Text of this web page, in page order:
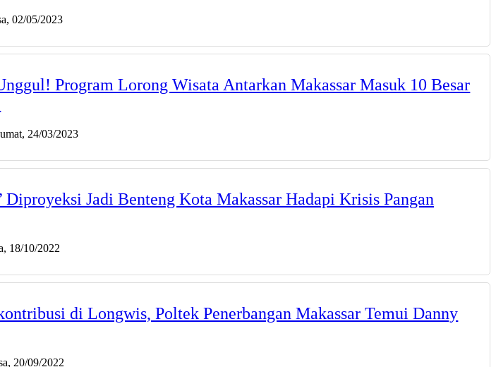
02/05/2023
Program Lorong Wisata Antarkan Makassar Masuk 10 Besar
24/03/2023
Diproyeksi Jadi Benteng Kota Makassar Hadapi Krisis Pangan
18/10/2022
di Longwis, Poltek Penerbangan Makassar Temui Danny
20/09/2022